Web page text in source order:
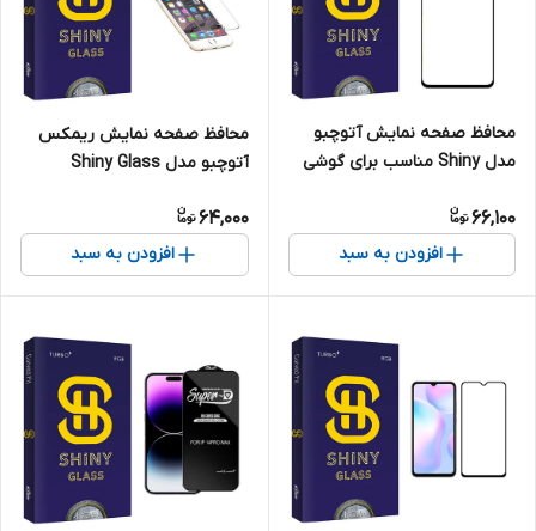
محافظ صفحه نمایش آتوچبو
مدل Shiny مناسب برای گوشی
A72 / A73 / S10 Lite / Note 10
66,100
افزودن به سبد
محافظ صفحه نمایش ریمکس
آتوچبو مدل Shiny Glass
iphone 7 plus/8 plus
64,000
افزودن به سبد